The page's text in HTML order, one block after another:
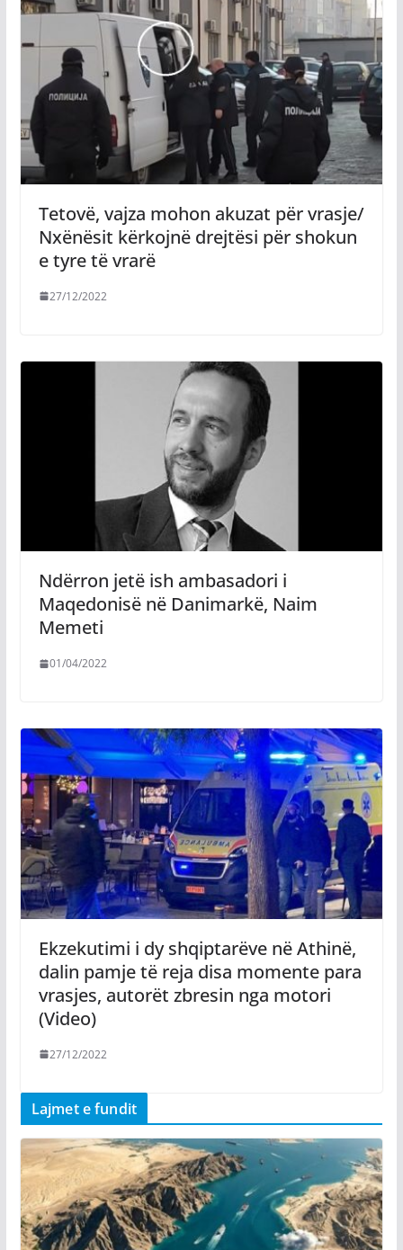
Tetovë, vajza mohon akuzat për vrasje/
Nxënësit kërkojnë drejtësi për shokun
e tyre të vrarë
27/12/2022
Ndërron jetë ish ambasadori i
Maqedonisë në Danimarkë, Naim
Memeti
01/04/2022
Ekzekutimi i dy shqiptarëve në Athinë,
dalin pamje të reja disa momente para
vrasjes, autorët zbresin nga motori
(Video)
27/12/2022
Lajmet e fundit